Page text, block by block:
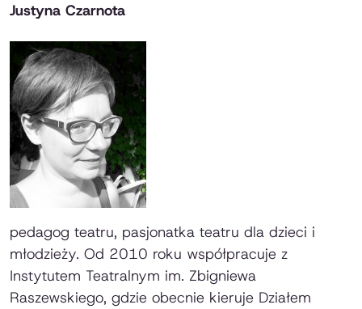
Justyna Czarnota
pedagog teatru, pasjonatka teatru dla dzieci i
młodzieży. Od 2010 roku współpracuje z
Instytutem Teatralnym im. Zbigniewa
Raszewskiego, gdzie obecnie kieruje Działem